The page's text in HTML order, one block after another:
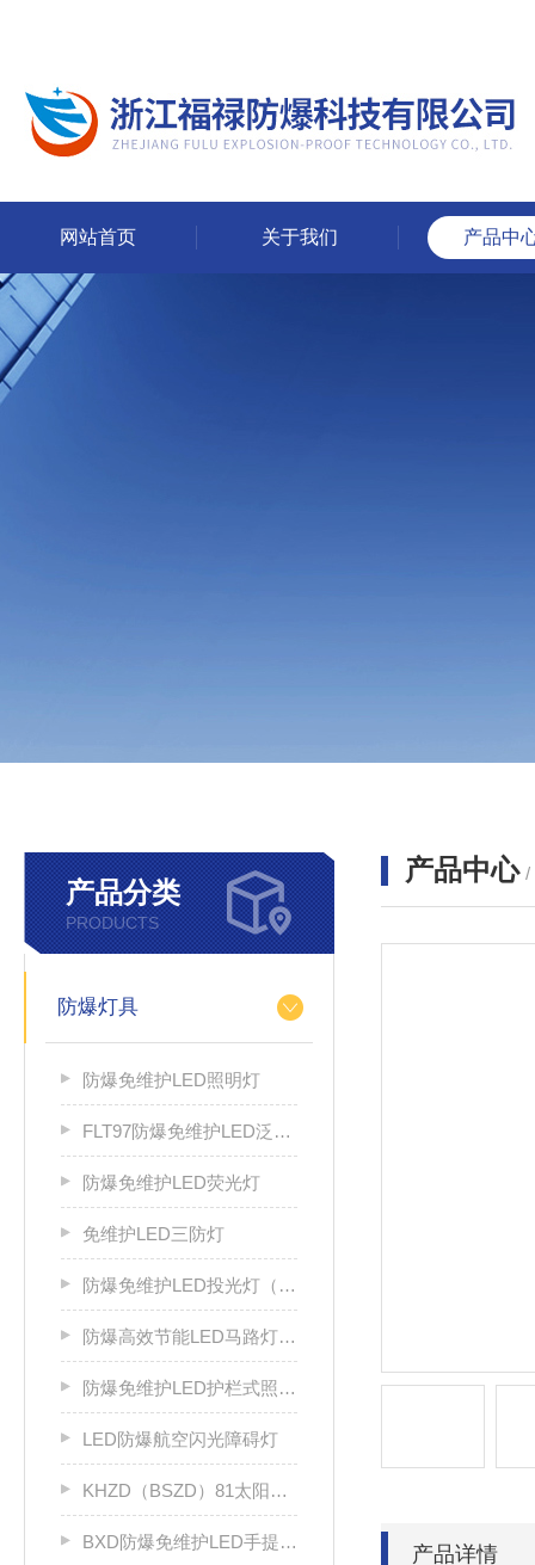
网站首页 关于我们 产品中
产品分类
PRODUCTS
防爆灯具
防爆免维护LED照明灯
FLT97防爆免维护LED泛光灯
防爆免维护LED荧光灯
免维护LED三防灯
防爆免维护LED投光灯（IIC）
防爆高效节能LED马路灯（IIC）
防爆免维护LED护栏式照明灯（IIC）
LED防爆航空闪光障碍灯
KHZD（BSZD）81太阳能防爆航空闪光障碍灯
BXD防爆免维护LED手提灯 检修灯
产品中心 /
产品详情